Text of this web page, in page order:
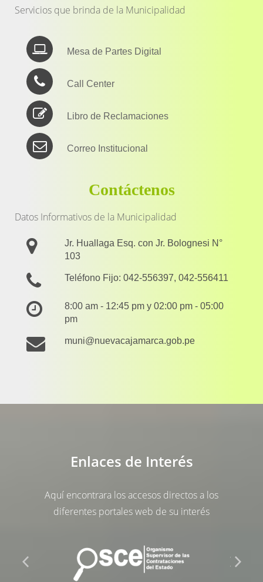
Servicios que brinda de la Municipalidad
Mesa de Partes Digital
Call Center
Libro de Reclamaciones
Correo Institucional
Contáctenos
Datos Informativos de la Municipalidad
Jr. Huallaga Esq. con Jr. Bolognesi N°
103
Teléfono Fijo: 042-556397, 042-556411
8:00 am - 12:45 pm y 02:00 pm - 05:00
pm
muni@nuevacajamarca.gob.pe
Enlaces de Interés
Aquí encontrara los accesos directos a los
diferentes portales web de su interés